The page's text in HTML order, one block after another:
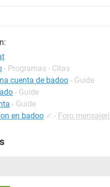
- Programas - Citas
cuenta de badoo - Guide
- Guide
- Guide
en badoo ✓ - Foro